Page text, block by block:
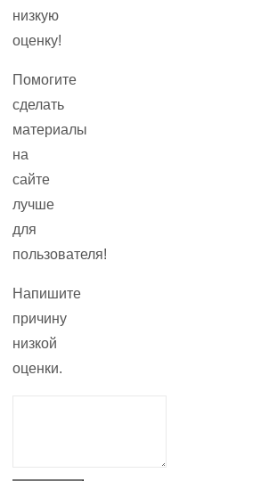
низкую
оценку!
Помогите
сделать
материалы
на
сайте
лучше
для
пользователя!
Напишите
причину
низкой
оценки.